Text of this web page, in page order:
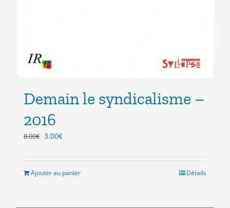
Demain le syndicalisme –
2016
8.00€ Le
était :
3.00€Le
est :
Ajouter au panier Détails